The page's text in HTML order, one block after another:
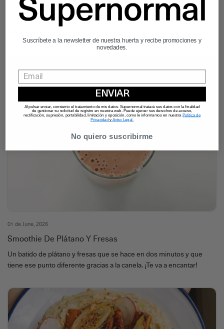
01 de June, 2026
Smoothie De Plátano Y Fresas
Un batido de plátano y fresas que se hace en dos minutos y que
tiene ese punto diferente gracias a la canela. ¡Te va a encantar!
Suscríbete a la newsletter de nuestra huerta y recibe promociones y
novedades.
ENVIAR
Al pulsar enviar, consiento el tratamiento de mis datos. Supernormal tratará sus datos con la finalidad
de gestionar su solicitud de registro en nuestra web. Puede ejercer sus derechos de acceso,
rectificación, supresión, portabilidad, limitación y oposición, como le informamos en nuestra Política de
Privacidady Aviso Legal.
No quiero suscribirme